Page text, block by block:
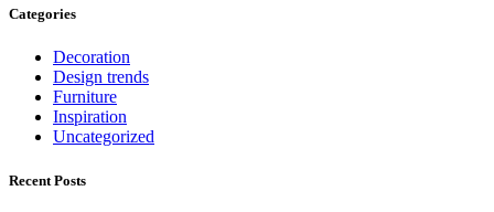
Categories
Decoration
Design trends
Furniture
Inspiration
Uncategorized
Recent Posts